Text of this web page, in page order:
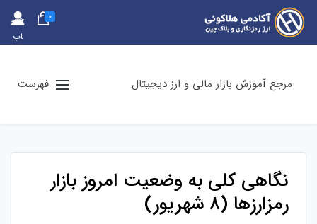
حس
اب
0
مرجع آموزش بازار مالی و ارز دیجیتال فهرست
نگاهی کلی به وضعیت امروز بازار
رمزارزها (8 شهریور)